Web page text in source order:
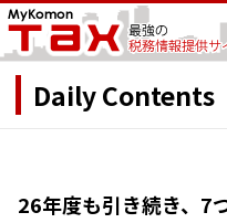
Daily Contents
26年度も引き続き、7